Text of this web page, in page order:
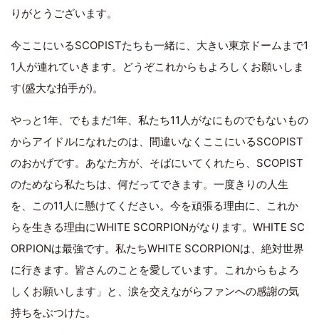
りがとうございます。
今ここにいるSCOPISTたちも一緒に、大きい東京ドームまで1
1人が連れていきます。どうぞこれからもよろしくお願いしま
す(盛大な拍手が)。
やっと1年、でもまだ1年、私たち11人がなにものでもないもの
からアイドルになれたのは、間違いなくここにいるSCOPIST
のおかげです。あなた方が、そばにいてくれたら、SCOPIST
のためなら私たちは、何だってできます。一度きりの人生
を、この11人に懸けてください。今を頑張る理由に、これか
らを生きる理由にWHITE SCORPIONがなります。WHITE SC
ORPIONは最強です。私たちWHITE SCORPIONは、絶対世界
に行きます。皆さんのことを愛しています。これからもよろ
しくお願いします」と、涙を交えながらファンへの感謝の気
持ちをぶつけた。